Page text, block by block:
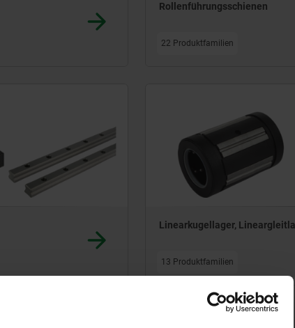
Rollenführungsschienen
22 Produktfamilien
Linearkugellager,
13 Produktfamilien